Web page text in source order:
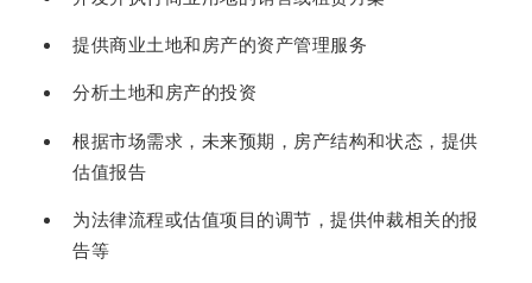
提供商业土地和房产的资产管理服务
分析土地和房产的投资
根据市场需求，未来预期，房产结构和状态，提供
估值报告
为法律流程或估值项目的调节，提供仲裁相关的报
告等